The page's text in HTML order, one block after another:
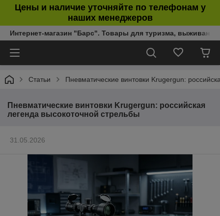
Цены и наличие уточняйте по телефонам у
наших менеджеров
Интернет-магазин "Барс". Товары для туризма,
Статьи Пневматические винтовки Krugergun:
Пневматические винтовки Krugergun: российская
легенда высокоточной стрельбы
31.05.2026